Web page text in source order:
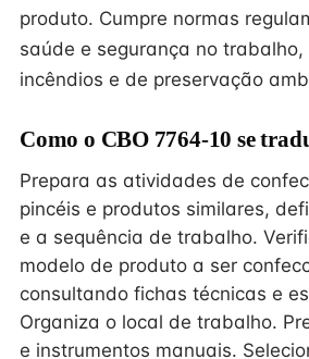
produto. Cumpre normas
saúde e segurança no
incêndios e de preservação
Como o CBO 7764-10 se
Prepara as atividades de
pincéis e produtos similares,
e a sequência de trabalho.
modelo de produto a ser
consultando fichas técnicas e
Organiza o local de trabalho.
e instrumentos manuais.